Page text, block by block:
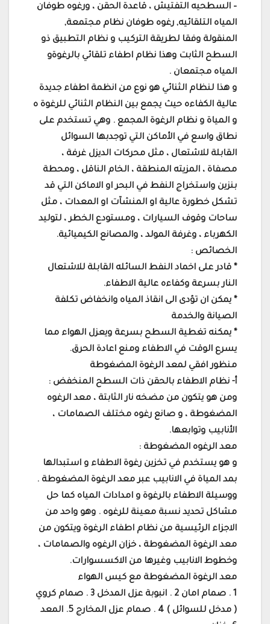
– السطحيه التفتيش ، قاعدة الحقن ، ورغوه طوفان
المياه التلقائيه, رغوه طوفان نظام مجتمعة,
المنقولة وفقا لطريقة التركيب و نظام التطبيق ذو
السطح الثابت وهذا نظام اطفاء تلقائي بالرغوةو
المياه مجتمعان .
و هذا لنظام الثنائي هو نوع من انظمة اطفاء جديدة
عالية الكفاءه حيث يجمع بين النظام الثنائي للرغوة ه
و المياة و نظام الرغوة المجمع . وهي تستخدم على
نطاق واسع في الأماكن التي توجدبها السوائل
القابلة للاشتعال ، مثل محركات الديزل غرفة ،
مصفاة ، المزيته المنطقة ، الخام الناقل ، ومحطة
بنزين واستخراج النفط في البحر او الاماكن التي قد
تشكل خطورة عالية او المنشآت او المعدات ، مثل
ساحات وقوف السيارات ، ومستودع الخطر ، لتوليد
الكهرباء ، وغرفة المولد ، والمصانع الكيميائية.
الخصائص :
* قادر على اخماد النفط السائله القابلة للاشتعال
النار بسرعة وكفاءه عالية الاطفاء.
* يمكن ان تؤدى الى انقاذ المياه وانخفاض تكلفة
الصيانة والخدمة
* يمكنه تغطية السطح بسرعة ويعزل الهواء مما
يسرع الوقت في الاطفاء ومنع اعادة الحرق.
منظور افقي لمعد الرغوة المضغوطة
أ- نظام الاطفاء بالحقن ذات السطح المنخفض :
ومن هو يتكون من مضخه نار الثابتة ، معد الرغوه
المضغوطة ، و صانع رغوه مختلف الصمامات ،
الأنابيب وتوابعها.
معد الرغوه المضغوطة :
و هو يستخدم في تخزين رغوة الاطفاء و استبدالها
بمد المياة في الانابيب عبر معد الرغوة المضغوطة .
ووسيلة الاطفاء بالرغوة و امدادات المياه كما حل
مشاكل تحديد نسبة معينة للرغوه . وهو واحد من
الاجزاء الرئيسية من نظام اطفاء الرغوة ويتكون من
معد الرغوة المضغوطة ، خزان الرغوه والصمامات ،
وخطوط الانابيب وغيرها من الاكسسوارات.
معد الرغوة المضغوطة مع كيس الهواء
1 . صمام امان 2 . انبوبة عزل المدخل 3 . صمام كروي
( مدخل للسوائل ) 4 . صمام عزل المخارج 5. المعد